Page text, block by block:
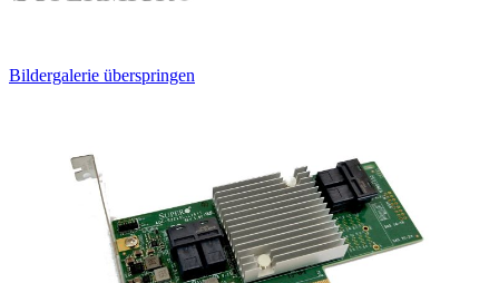
Bildergalerie überspringen